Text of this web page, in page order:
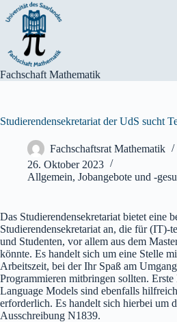
Zum
Inhalt
springen
Fachschaft Mathematik
Studierendensekretariat der UdS sucht
Fachschaftsrat Mathematik
26. Oktober 2023
Allgemein, Jobangebote und -
Das Studierendensekretariat bietet eine
Studierendensekretariat an, die für (IT)-
und Studenten, vor allem aus dem
könnte. Es handelt sich um eine Stelle
Arbeitszeit, bei der Ihr Spaß am
Programmieren mitbringen sollten.
Language Models sind ebenfalls
erforderlich. Es handelt sich hierbei um
Ausschreibung N1839.